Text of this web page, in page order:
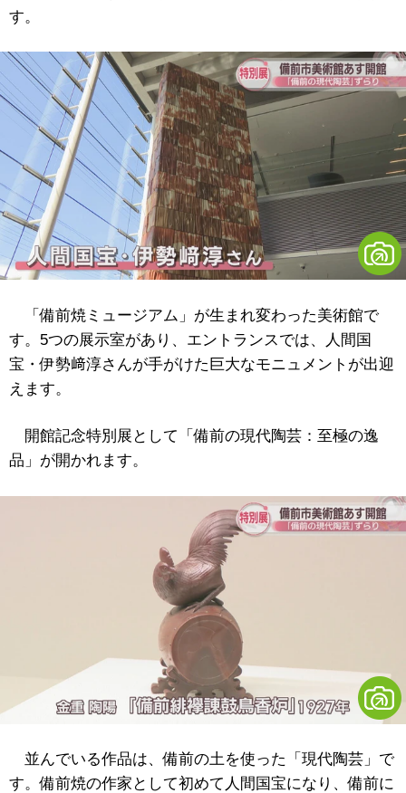
す。
「備前焼ミュージアム」が生まれ変わった美術館で
す。5つの展示室があり、エントランスでは、人間国
宝・伊勢﨑淳さんが手がけた巨大なモニュメントが出迎
えます。
開館記念特別展として「備前の現代陶芸：至極の逸
品」が開かれます。
並んでいる作品は、備前の土を使った「現代陶芸」で
す。備前焼の作家として初めて人間国宝になり、備前に